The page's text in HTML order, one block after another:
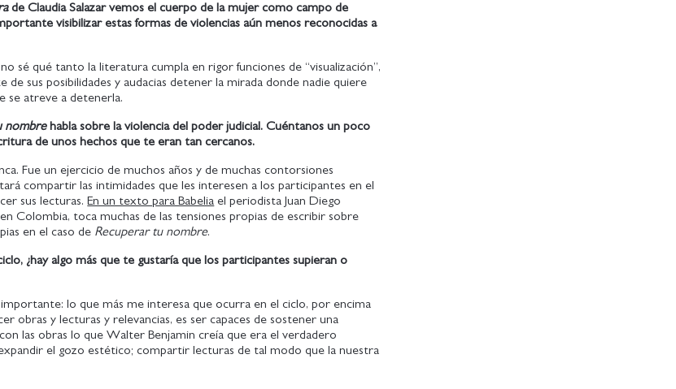
de Claudia Salazar vemos el cuerpo de la mujer como campo de
visibilizar estas formas de violencias aún menos reconocidas a
sé qué tanto la literatura cumpla en rigor funciones de “visualización”,
de sus posibilidades y audacias detener la mirada donde nadie quiere
se atreve a detenerla.
nombre habla sobre la violencia del poder judicial. Cuéntanos un poco
de unos hechos que te eran tan cercanos.
Fue un ejercicio de muchos años y de muchas contorsiones
compartir las intimidades que les interesen a los participantes en el
sus lecturas.En un texto para Babelia el periodista Juan Diego
Colombia, toca muchas de las tensiones propias de escribir sobre
en el caso de Recuperar tu nombre.
¿hay algo más que te gustaría que los participantes supieran o
importante: lo que más me interesa que ocurra en el ciclo, por encima
obras y lecturas y relevancias, es ser capaces de sostener una
las obras lo que Walter Benjamin creía que era el verdadero
el gozo estético; compartir lecturas de tal modo que la nuestra